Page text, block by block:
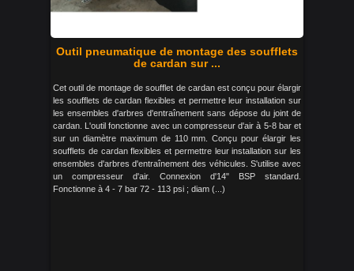
Outil pneumatique de montage des soufflets
de cardan sur ...
Cet outil de montage de soufflet de cardan est conçu pour élargir
les soufflets de cardan flexibles et permettre leur installation sur
les ensembles d'arbres d'entraînement sans dépose du joint de
cardan. L'outil fonctionne avec un compresseur d'air à 5-8 bar et
sur un diamètre maximum de 110 mm. Conçu pour élargir les
soufflets de cardan flexibles et permettre leur installation sur les
ensembles d'arbres d'entraînement des véhicules. S'utilise avec
un compresseur d'air. Connexion d'14" BSP standard.
Fonctionne à 4 - 7 bar 72 - 113 psi ; diam (...)